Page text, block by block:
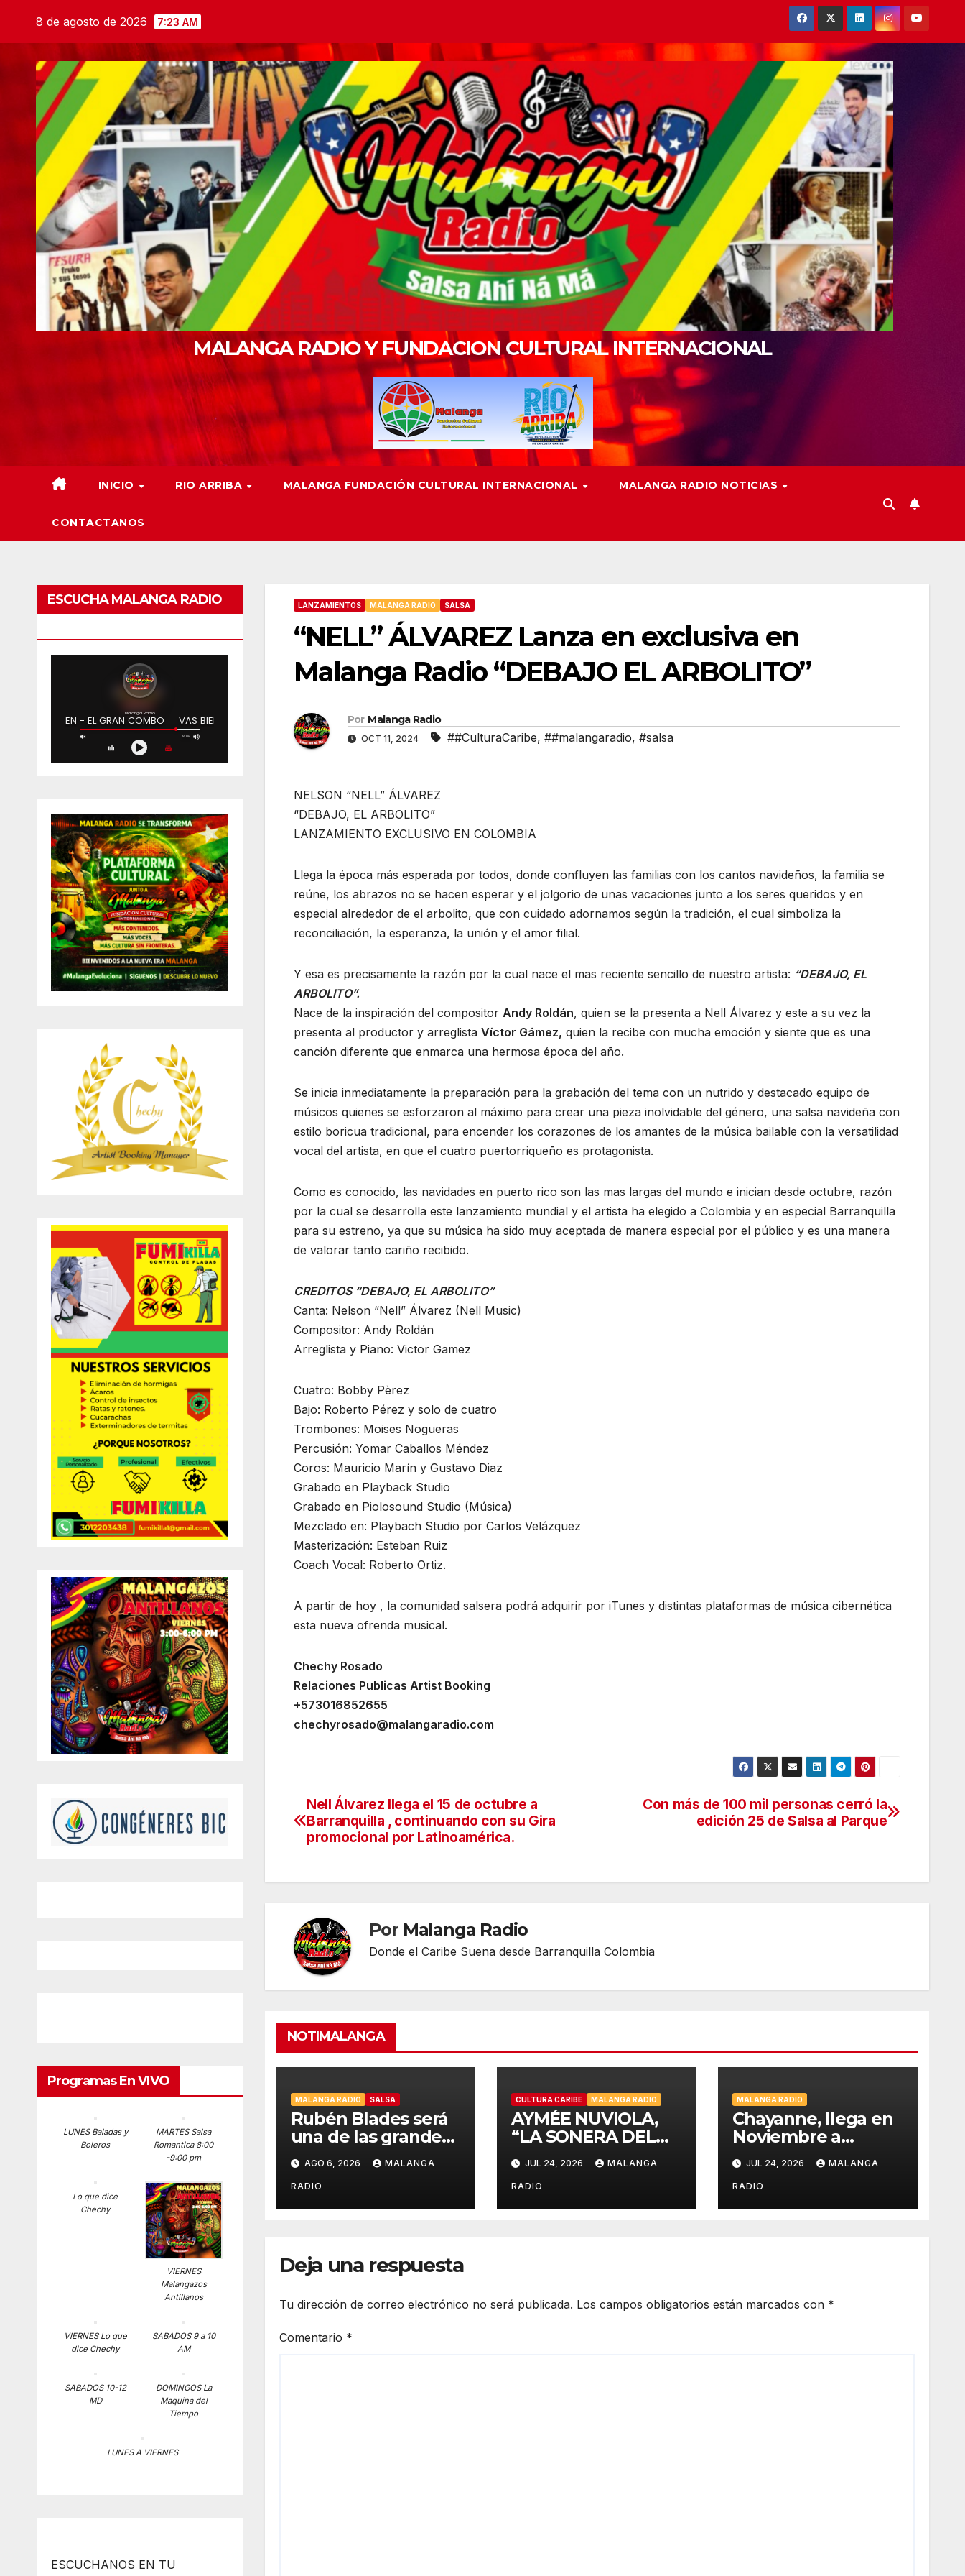
8 de agosto de 2026 7:23 AM
MALANGA RADIO Y FUNDACION CULTURAL INTERNACIONAL
INICIO RIO ARRIBA MALANGA FUNDACIÓN CULTURAL INTERNACIONAL MALANGA RADIO NOTICIAS
CONTACTANOS
ESCUCHA MALANGA RADIO
Programas En VIVO
LUNES Baladas y
Boleros
MARTES Salsa
Romantica 8:00
-9:00 pm
Lo que dice
Chechy
VIERNES
Malangazos
Antillanos
VIERNES Lo que
dice Chechy
SABADOS 9 a 10
AM
SABADOS 10-12
MD
DOMINGOS La
Maquina del
Tiempo
LUNES A VIERNES
ESCUCHANOS EN TU
LANZAMIENTOS MALANGA RADIO SALSA
“NELL” ÁLVAREZ Lanza en exclusiva en
Malanga Radio “DEBAJO EL ARBOLITO”
Por Malanga Radio
OCT 11, 2024 ##CulturaCaribe, ##malangaradio, #salsa
NELSON “NELL” ÁLVAREZ
“DEBAJO, EL ARBOLITO”
LANZAMIENTO EXCLUSIVO EN COLOMBIA
Llega la época más esperada por todos, donde confluyen las familias con los cantos navideños, la familia se
reúne, los abrazos no se hacen esperar y el jolgorio de unas vacaciones junto a los seres queridos y en
especial alrededor de el arbolito, que con cuidado adornamos según la tradición, el cual simboliza la
reconciliación, la esperanza, la unión y el amor filial.
Y esa es precisamente la razón por la cual nace el mas reciente sencillo de nuestro artista: “DEBAJO, EL
ARBOLITO”.
Nace de la inspiración del compositor Andy Roldán, quien se la presenta a Nell Álvarez y este a su vez la
presenta al productor y arreglista Víctor Gámez, quien la recibe con mucha emoción y siente que es una
canción diferente que enmarca una hermosa época del año.
Se inicia inmediatamente la preparación para la grabación del tema con un nutrido y destacado equipo de
músicos quienes se esforzaron al máximo para crear una pieza inolvidable del género, una salsa navideña con
estilo boricua tradicional, para encender los corazones de los amantes de la música bailable con la versatilidad
vocal del artista, en que el cuatro puertorriqueño es protagonista.
Como es conocido, las navidades en puerto rico son las mas largas del mundo e inician desde octubre, razón
por la cual se desarrolla este lanzamiento mundial y el artista ha elegido a Colombia y en especial Barranquilla
para su estreno, ya que su música ha sido muy aceptada de manera especial por el público y es una manera
de valorar tanto cariño recibido.
CREDITOS “DEBAJO, EL ARBOLITO”
Canta: Nelson “Nell” Álvarez (Nell Music)
Compositor: Andy Roldán
Arreglista y Piano: Victor Gamez
Cuatro: Bobby Pèrez
Bajo: Roberto Pérez y solo de cuatro
Trombones: Moises Nogueras
Percusión: Yomar Caballos Méndez
Coros: Mauricio Marín y Gustavo Diaz
Grabado en Playback Studio
Grabado en Piolosound Studio (Música)
Mezclado en: Playbach Studio por Carlos Velázquez
Masterización: Esteban Ruiz
Coach Vocal: Roberto Ortiz.
A partir de hoy , la comunidad salsera podrá adquirir por iTunes y distintas plataformas de música cibernética
esta nueva ofrenda musical.
Chechy Rosado
Relaciones Publicas Artist Booking
+573016852655
chechyrosado@malangaradio.com
Navegación
de
Con más de 100 mil personas cerró la
edición 25 de Salsa al Parque
Nell Álvarez llega el 15 de octubre a
Barranquilla , continuando con su Gira
promocional por Latinoamérica.
Por Malanga Radio
Donde el Caribe Suena desde Barranquilla Colombia
NOTIMALANGA
MALANGA RADIO SALSA
Rubén Blades será
una de las grandes
figuras de la Salsa
Music Week de
Billboard Colombia
en Cali
AGO 6, 2026 MALANGA
RADIO
CULTURA CARIBE MALANGA RADIO
AYMÉE NUVIOLA,
“LA SONERA DEL
MUNDO”,
CELEBRARÁ LA
HISPANIDAD 2026
DESDE LA
JUL 24, 2026 MALANGA
RADIO
MALANGA RADIO
Chayanne, llega en
Noviembre a
Barranquilla,
estadio Edgar
Rentería
JUL 24, 2026 MALANGA
RADIO
Deja una respuesta
Tu dirección de correo electrónico no será publicada. Los campos obligatorios están marcados con *
Comentario *